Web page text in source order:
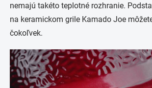
nemajú takéto teplotné rozhranie.
na keramickom grile Kamado Joe
čokoľvek.